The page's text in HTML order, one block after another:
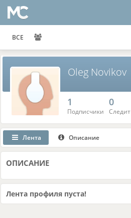
ВСЕ
Oleg Novikov
1
Подписчики
0
Следит
Лента Описание
ОПИСАНИЕ
Лента профиля пуста!